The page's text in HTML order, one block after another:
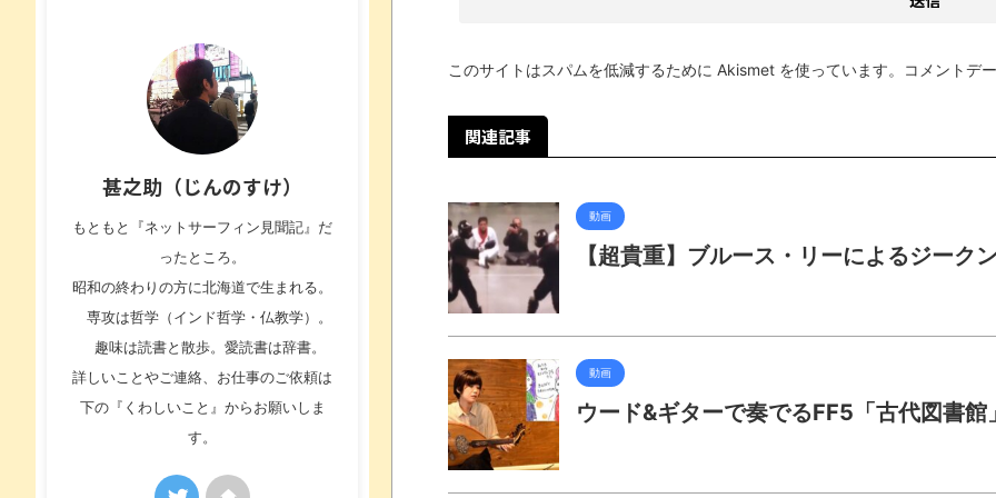
このサイトはスパムを低減するために Akismet を使っています。 コメントデ
関連記事
動画
【超貴重】ブルース・リーによるジーク
動画
ウード&ギターで奏でるFF5「古代図書館
甚之助（じんのすけ）
もともと『ネットサーフィン見聞記』だ
ったところ。
昭和の終わりの方に北海道で生まれる。
専攻は哲学（インド哲学・仏教学）。
趣味は読書と散歩。愛読書は辞書。
詳しいことやご連絡、お仕事のご依頼は
下の『くわしいこと』からお願いしま
す。